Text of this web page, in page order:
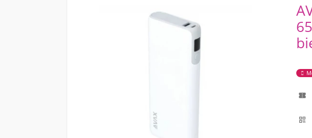

